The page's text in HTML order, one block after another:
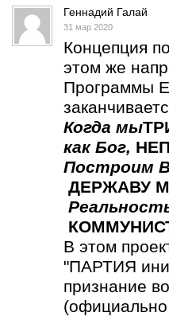
Геннадий Галай
31 мар 2020
Концепция
этом же
Программы
Когда мы
как Бог,
Построим
ДЕРЖАВУ
В этом
"ПАРТИЯ
признание
(официально